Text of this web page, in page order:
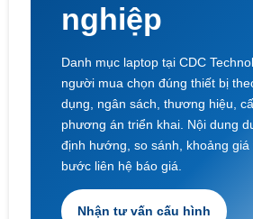
nghiệp
Danh mục laptop tại CDC
người mua chọn đúng thiết bị
dụng, ngân sách, thương hiệu,
phương án triển khai. Nội dung
định hướng, so sánh, khoảng giá
bước liên hệ báo giá.
Nhận tư vấn cấu hình